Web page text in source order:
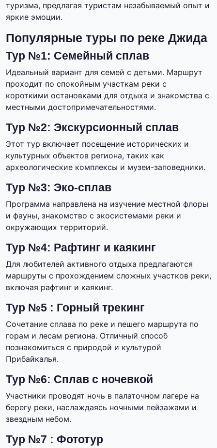
туризма, предлагая туристам незабываемый опыт и
яркие эмоции.
Популярные туры по реке Джида
Тур №1: Семейный сплав
Идеальный вариант для семей с детьми. Маршрут
проходит по спокойным участкам реки с
короткими остановками для отдыха и знакомства с
местными достопримечательностями.
Тур №2: Экскурсионный сплав
Этот тур включает посещение исторических и
культурных объектов региона, таких как
археологические комплексы и музеи-заповедники.
Тур №3: Эко-сплав
Программа направлена на изучение местной флоры
и фауны, знакомство с экосистемами реки и
окружающих территорий.
Тур №4: Рафтинг и каякинг
Для любителей активного отдыха предлагаются
маршруты с прохождением сложных участков реки,
включая рафтинг и каякинг.
Тур №5 : Горный трекинг
Сочетание сплава по реке и пешего маршрута по
горам и лесам региона. Отличный способ
познакомиться с природой и культурой
Прибайкалья.
Тур №6: Сплав с ночевкой
Участники проводят ночь в палаточном лагере на
берегу реки, наслаждаясь ночными пейзажами и
звездным небом.
Тур №7 : Фототур